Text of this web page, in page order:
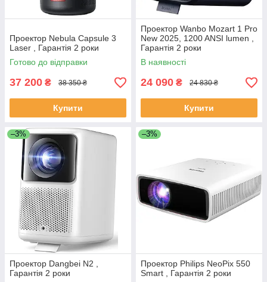
Проектор Nebula Capsule 3
Laser , Гарантія 2 роки
Готово до відправки
37 200 ₴ 38 350 ₴
Купити
Проектор Wanbo Mozart 1 Pro
New 2025, 1200 ANSI lumen ,
Гарантія 2 роки
В наявності
24 090 ₴ 24 830 ₴
Купити
–3%
Проектор Dangbei N2 ,
Гарантія 2 роки
–3%
Проектор Philips NeoPix 550
Smart , Гарантія 2 роки